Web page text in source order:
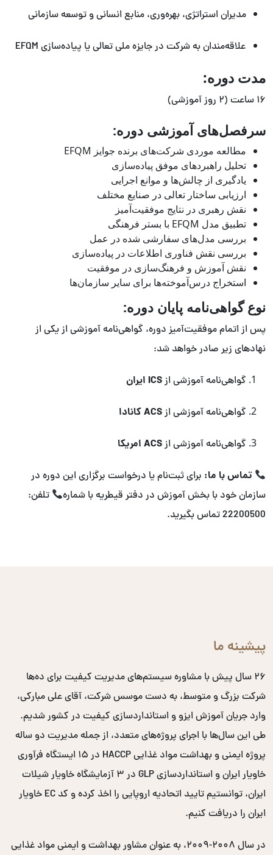
مدیران استراتژی، بهره‌وری، منابع انسانی و توسعه سازمانی
علاقه‌مندان به شرکت در جایزه ملی تعالی یا پیاده‌سازی EFQM
مدت دوره:
۱۶ ساعت (۲ روز آموزشی)
سرفصل‌های آموزشی دوره:
مطالعه موردی شرکت‌های برنده جوایز EFQM
تحلیل راهبردهای موفق پیاده‌سازی
یادگیری از چالش‌ها و موانع اجرایی
ارزیابی ساختار تعالی در صنایع مختلف
نقش رهبری در نتایج موفقیت‌آمیز
تطبیق مدل EFQM با بستر فرهنگی
بررسی مدل‌های سفارشی شده در عمل
بررسی نقش فناوری اطلاعات در پیاده‌سازی
نقش آموزش و فرهنگ‌سازی در موفقیت
استخراج درس‌آموخته‌ها برای سایر سازمان‌ها
نوع گواهی‌نامه پایان دوره:
پس از اتمام موفقیت‌آمیز دوره، گواهی‌نامه آموزشی از یکی از
نهادهای زیر صادر خواهد شد:
گواهی‌نامه آموزشی ازICS ایران
گواهی‌نامه آموزشی ازACS کانادا
گواهی‌نامه آموزشی ازACS امریکا
تماس با ما: برای ثبت‌نام یا درخواست برگزاری این دوره در
سازمان خود با بخش آموزش در دفتر قیطریه با شماره
تلفن:
22200500 تماس بگیرید.
پیشینه ما
۲۶ سال پیش با مشاوره سیستم‌های مدیریت کیفیت برای ده‌ها
شرکت بزرگ و متوسط، به دست موسس شرکت، آقای علی مبارکی،
وارد جریان آموزش ایزو و استانداردسازی کیفیت در کشور شدیم.
طی این سال‌ها با اجرای پروژه‌های متعدد، از جمله مدیریت دو ساله
پروژه ایمنی و بهداشت مواد غذایی HACCP در ۱۵ ایستگاه فرآوری
خاویار ایران و استانداردسازی GLP در ۳ آزمایشگاه خاویار شیلات
ایران، توانستیم تایید اتحادیه اروپایی را اخذ کرده و کد EC خاویار
ایران را دریافت کنیم.
در سال ۲۰۰۸-۲۰۰۹، به عنوان مشاور بهداشت و ایمنی مواد غذایی